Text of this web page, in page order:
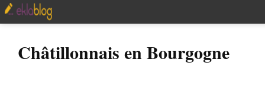
Châtillonnais en Bourgogne